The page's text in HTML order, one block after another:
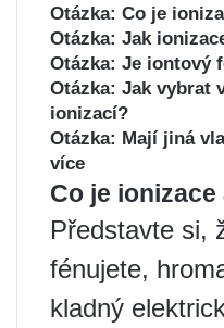
Otázka: Co je
Otázka: Jak
Otázka: Je iontový
Otázka: Jak vybrat
ionizací?
Otázka: Mají jiná
více
Co je
Představte si,
fénujete,
kladný